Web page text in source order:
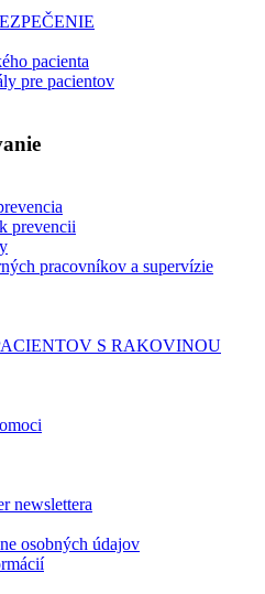
pacienta
pre pacientov
prevencii
pracovníkov a supervízie
S RAKOVINOU
newslettera
osobných údajov